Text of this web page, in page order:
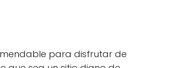
para disfrutar de